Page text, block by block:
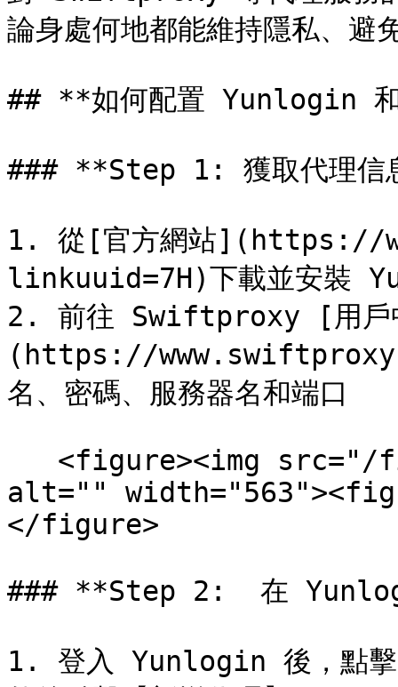
論身處何地都能維持隱私、避
## **如何配置 Yunlogin
### **Step 1: 獲取代理信
1. 從[官方網站](https://
linkuuid=7H)下載並安裝
2. 前往 Swiftproxy [用戶
(https://
名、密碼、服務器名和端口
alt=""
</figure>
### **Step 2:  在
1. 登入 Yunlogin 後，點擊